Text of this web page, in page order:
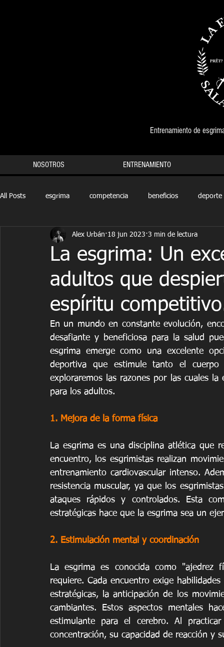
Entrenamiento de
NOSOTROS ENTRENAMIENTO
All Posts esgrima competencia beneficios deporte
historia Juegos Olímpicos niños
La esgrima: Un
adultos que
espíritu
Alex Urbán 18 jun 2023 3 min de lectura
En un mundo en constante evolución,
desafiante y beneficiosa para la salud
esgrima emerge como una excelente
deportiva que estimule tanto el
exploraremos las razones por las cuales
para los adultos.
1. Mejora de la forma física
La esgrima es una disciplina atlética que
encuentro, los esgrimistas realizan
entrenamiento cardiovascular intenso.
resistencia muscular, ya que los
ataques rápidos y controlados. Esta
estratégicas hace que la esgrima sea un
2. Estimulación mental y coordinación
La esgrima es conocida como
requiere. Cada encuentro exige
estratégicas, la anticipación de los
cambiantes. Estos aspectos mentales
estimulante para el cerebro. Al
concentración, su capacidad de reacción y